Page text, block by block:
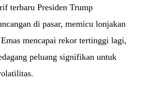
terbaru Presiden Trump
di pasar, memicu lonjakan
Emas mencapai rekor tertinggi lagi,
peluang signifikan untuk